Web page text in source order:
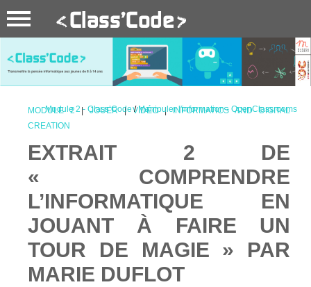
Module 2 - Class’Code/Manipuler l'information - OpenClassrooms
MODULE 2|JOUER|VIDÉO|INFORMATICS AND DIGITAL
CREATION
EXTRAIT 2 DE
« COMPRENDRE
L’INFORMATIQUE EN
JOUANT À FAIRE UN
TOUR DE MAGIE » PAR
MARIE DUFLOT